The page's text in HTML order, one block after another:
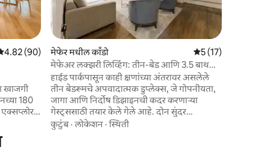
पैकी 4.82 सरासरी रेटिंग, 90 रिव्ह्यूज
4.82 (90)
180
आहे.
आणि थेट
मेफेर मधील काँडो 5 पैकी 5 सरासरी रेटिंग,
5 (17)
मेफेअर लक्झरी लिव्हिंग: तीन-बेड आणि 3.5 बाथ
डुप्लेक्स
हाईड पार्कपासून काही क्षणांच्या अंतरावर असलेले
तीन बेडरूमचे अपवादात्मक डुप्लेक्स, जे गोपनीयता,
जागा आणि निर्दोष डिझाइनची कदर करणाऱ्या
गेस्ट्ससाठी तयार केले गेले आहे. दोन सुंदर
प्रमाणातील लेव्हल्सवर सेट केलेल्या या
कुटुंब·लोकेशन ·स्थिती